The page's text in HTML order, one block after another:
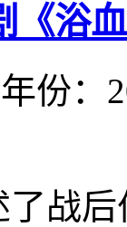
《浴
年份：
了战